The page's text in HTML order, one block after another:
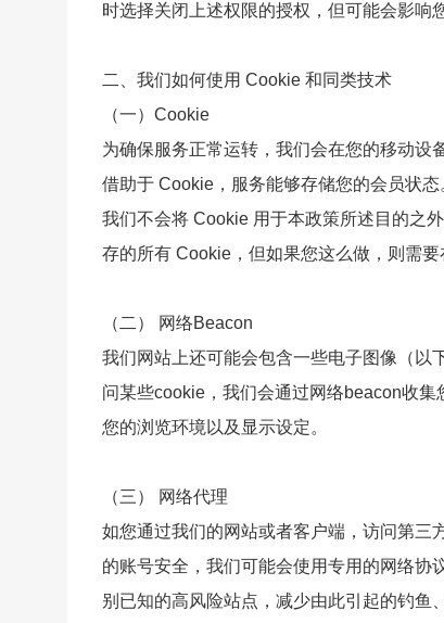
时选择关闭上述权限的授权，但可能会影响
二、我们如何使用 Cookie 和同类技术
（一）Cookie
为确保服务正常运转，我们会在您的移动设
借助于 Cookie，服务能够存储您的会员状态
我们不会将 Cookie 用于本政策所述目的之
存的所有 Cookie，但如果您这么做，则需
（二） 网络Beacon
我们网站上还可能会包含一些电子图像（以
问某些cookie，我们会通过网络beacon收集
您的浏览环境以及显示设定。
（三） 网络代理
如您通过我们的网站或者客户端，访问第三
的账号安全，我们可能会使用专用的网络协
别已知的高风险站点，减少由此引起的钓鱼